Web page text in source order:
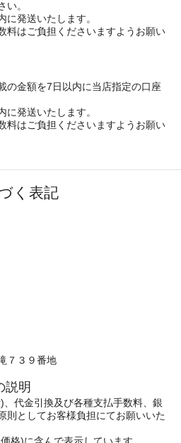
い。
に発送いたします。
料はご負担くださいますようお願い
の金額を7日以内に当店指定の口座
に発送いたします。
料はご負担くださいますようお願い
く表記
７３９番地
説明
代金引換及び各種支払手数料、銀
則としてお客様負担にてお願いいた